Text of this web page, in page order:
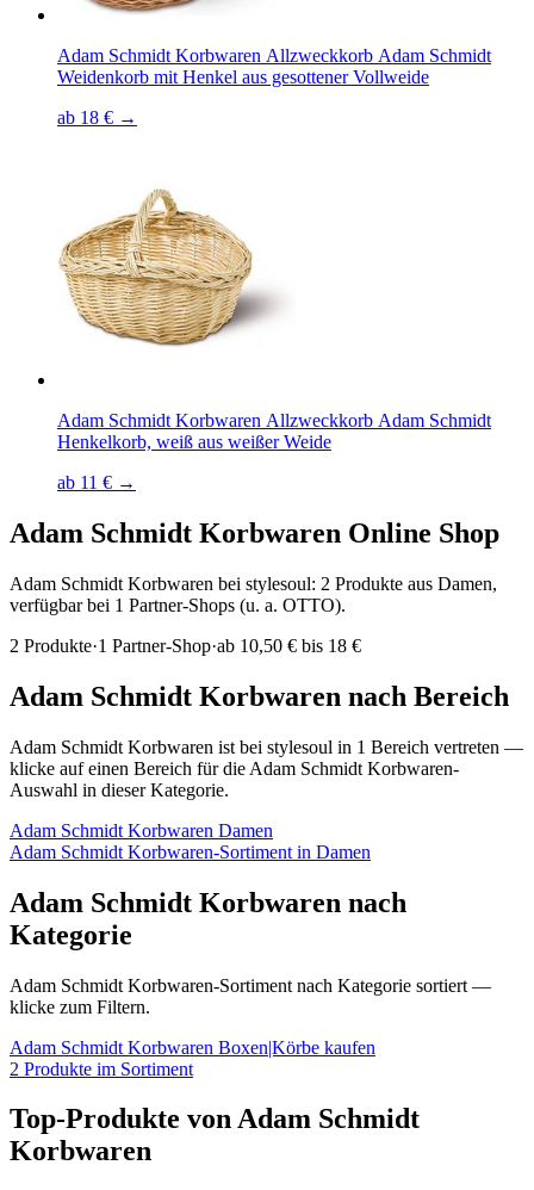
Adam Schmidt Korbwaren Allzweckkorb Adam Schmidt
Weidenkorb mit Henkel aus gesottener Vollweide
ab 18 € →
Adam Schmidt Korbwaren Allzweckkorb Adam Schmidt
Henkelkorb, weiß aus weißer Weide
ab 11 € →
Adam Schmidt Korbwaren Online Shop
Adam Schmidt Korbwaren bei stylesoul: 2 Produkte aus Damen,
verfügbar bei 1 Partner-Shops (u. a. OTTO).
2 Produkte·1 Partner-Shop·ab 10,50 € bis 18 €
Adam Schmidt Korbwaren nach Bereich
Adam Schmidt Korbwaren ist bei stylesoul in 1 Bereich vertreten —
klicke auf einen Bereich für die Adam Schmidt Korbwaren-
Auswahl in dieser Kategorie.
Adam Schmidt Korbwaren Damen
Adam Schmidt Korbwaren-Sortiment in Damen
Adam Schmidt Korbwaren nach
Kategorie
Adam Schmidt Korbwaren-Sortiment nach Kategorie sortiert —
klicke zum Filtern.
Adam Schmidt Korbwaren Boxen|Körbe kaufen
2 Produkte im Sortiment
Top-Produkte vonAdam Schmidt
Korbwaren